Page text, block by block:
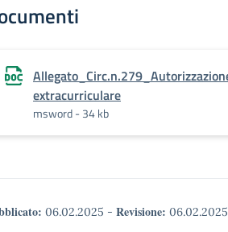
extracurriculare
msword - 34 kb
06.02.2025 - Revisione: 06.02.2025